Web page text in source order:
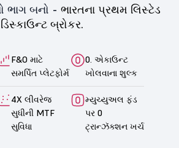
ભાગ બનો - ભારતના પ્રથમ લિસ્ટેડ
ડિસ્કાઉન્ટ બ્રોકર.
F&O માટે
સમર્પિત પ્લેટફોર્મ
0. એકાઉન્ટ
ખોલવાના શુલ્ક
4X લીવરેજ
સુધીની MTF
સુવિધા
મ્યુચ્યુઅલ ફંડ
પર 0
ટ્રાન્ઝૅક્શન ખર્ચ